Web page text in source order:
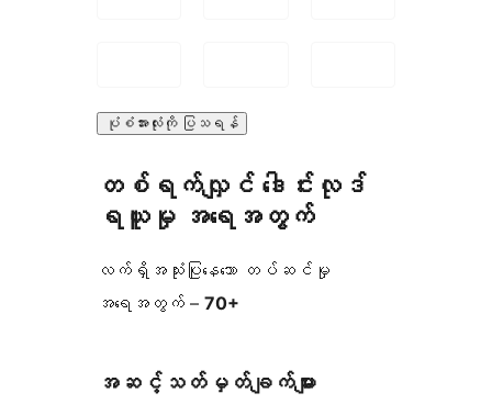
ပုံစံအားလုံးကို ပြသရန်
တစ်ရက်လျှင် ဒေါင်းလုဒ်
ရယူမှု အရေအတွက်
လက်ရှိအသုံးပြုနေသော တပ်ဆင်မှု
အရေအတွက် – 70+
အဆင့်သတ်မှတ်ချက်များ